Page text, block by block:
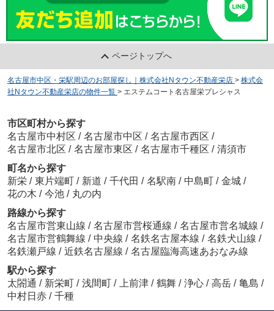
ページトップへ
名古屋市中区・栄駅周辺のお部屋探し｜株式会社Nタウン不動産栄店 > 株式会
社Nタウン不動産栄店の物件一覧 > エステムコート名古屋栄プレシャス
市区町村から探す
名古屋市中村区 / 名古屋市中区 / 名古屋市西区 /
名古屋市北区 / 名古屋市東区 / 名古屋市千種区 / 清須市
町名から探す
新栄 / 東片端町 / 新道 / 千代田 / 名駅南 / 中島町 / 金城 /
花の木 / 今池 / 丸の内
路線から探す
名古屋市営東山線 / 名古屋市営桜通線 / 名古屋市営名城線 /
名古屋市営鶴舞線 / 中央線 / 名鉄名古屋本線 / 名鉄犬山線 /
名鉄瀬戸線 / 近鉄名古屋線 / 名古屋臨海高速あおなみ線
駅から探す
太閤通 / 新栄町 / 浅間町 / 上前津 / 鶴舞 / 浄心 / 高岳 / 亀島 /
中村日赤 / 千種